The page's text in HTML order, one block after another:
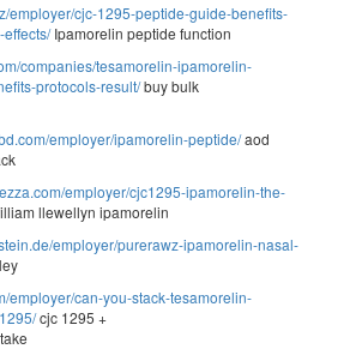
employer/cjc-1295-peptide-guide-benefits-
Ipamorelin peptide function
companies/tesamorelin-ipamorelin-
protocols-result/buy bulk
employer/ipamorelin-peptide/aod
employer/cjc1295-ipamorelin-the-
llewellyn ipamorelin
employer/purerawz-ipamorelin-nasal-
employer/can-you-stack-tesamorelin-
cjc 1295 +